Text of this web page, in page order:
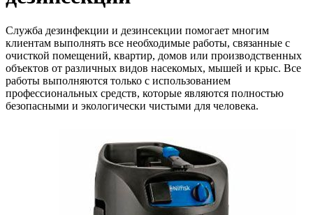
Служба дезинфекции и дезинсекции помогает многим
клиентам выполнять все необходимые работы, связанные с
очисткой помещений, квартир, домов или производственных
объектов от различных видов насекомых, мышей и крыс. Все
работы выполняются только с использованием
профессиональных средств, которые являются полностью
безопасными и экологически чистыми для человека.